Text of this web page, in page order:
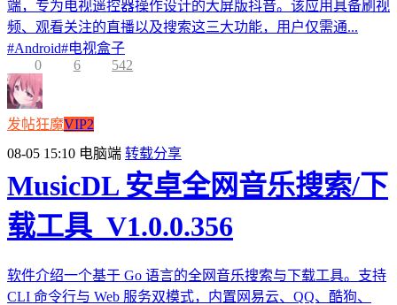
端，专为电视遥控器操作设计的大屏版抖音。该应用具备刷视
频、观看关注的直播以及搜索这三大功能，用户仅需通...
#Android#电视盒子
0
6 542
发帖狂魔VIP2
08-05 15:10 电脑端 转载分享
MusicDL 安卓全网音乐搜索/下
载工具_V1.0.0.356
软件介绍一个基于 Go 语言的全网音乐搜索与下载工具。支持
CLI 命令行与 Web 服务双模式，内置网易云、QQ、酷狗、